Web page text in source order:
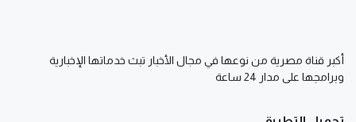
أكبر قناة مصرية من نوعها في مجال الأخبار تبث خدماتها الإخبارية
وبرامجها على مدار 24 ساعة